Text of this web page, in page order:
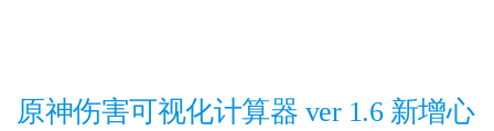
原神伤害可视化计算器 ver 1.6 新增心